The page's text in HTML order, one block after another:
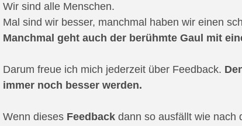
Wir sind alle Menschen.
Mal sind wir besser, manchmal haben wir einen
Manchmal geht auch der berühmte Gaul mit
Darum freue ich mich jederzeit über Feedback.
immer noch besser werden.
Wenn dieses Feedback dann so ausfällt wie nach